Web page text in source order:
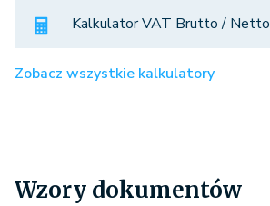
Kalkulator VAT Brutto / Netto
Zobacz wszystkie kalkulatory
Wzory dokumentów